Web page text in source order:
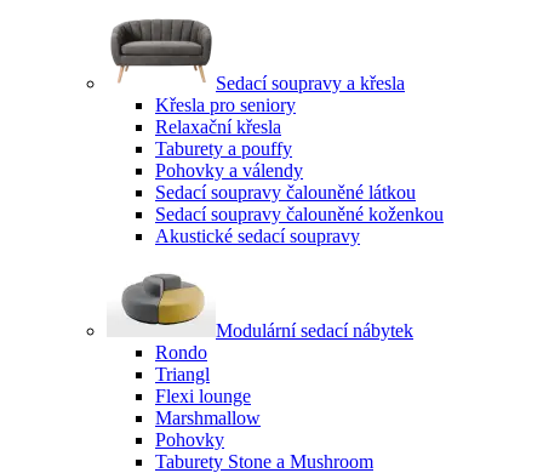
Sedací soupravy a křesla
Křesla pro seniory
Relaxační křesla
Taburety a pouffy
Pohovky a válendy
Sedací soupravy čalouněné látkou
Sedací soupravy čalouněné koženkou
Akustické sedací soupravy
Modulární sedací nábytek
Rondo
Triangl
Flexi lounge
Marshmallow
Pohovky
Taburety Stone a Mushroom